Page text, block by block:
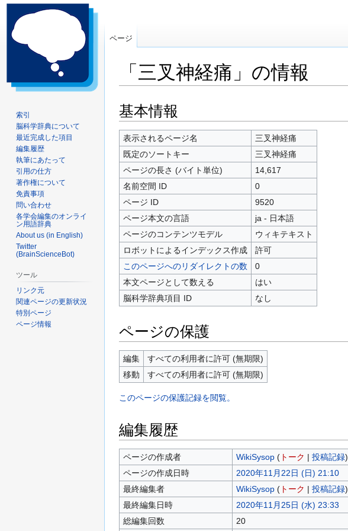
「三叉神経痛」の情報
ナ
ビ
ゲ
ー
シ
ョ
ン
移
動
検
索
に
移
動
基本情報
表示されるページ名
三叉神経痛
既定のソートキー
三叉神経痛
ページの長さ (バイト単位)
14,617
名前空間 ID
0
ページ ID
9520
ページ本文の言語
ja - 日本語
ページのコンテンツモデル
ウィキテキスト
ロボットによるインデックス作成
許可
このページへのリダイレクトの数
0
本文ページとして数える
はい
脳科学辞典項目 ID
なし
ページの保護
編集
すべての利用者に許可 (無期限)
移動
すべての利用者に許可 (無期限)
このページの保護記録を閲覧。
編集履歴
ページの作成者 WikiSysop (トーク | 投稿記録)
ページの作成日時
2020年11月22日 (日) 21:10
最終編集者
WikiSysop (トーク | 投稿記録)
最終編集日時
2020年11月25日 (水) 23:33
総編集回数
20
ページ
索引
脳科学辞典について
最近完成した項目
編集履歴
執筆にあたって
引用の仕方
著作権について
免責事項
問い合わせ
各学会編集のオンライ
ン用語辞典
About us (in English)
Twitter
(BrainScienceBot)
ツール
リンク元
関連ページの更新状況
特別ページ
ページ情報